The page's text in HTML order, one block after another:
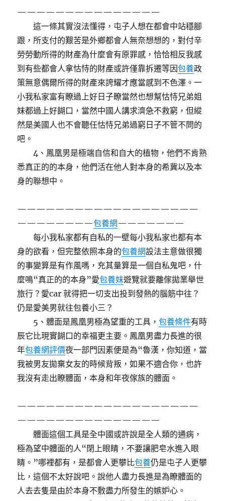
———————————————
這一條其實沒法懂得，屯子人想在都會中站穩腳
跟，所支付的艱苦是外鄉都會人無奈想想的，對付辛
勞勞動所得的財產為什麼會有原罪感，恰恰相反我感
到有些都會人拿怙恃的財產或許僅靠拆遷等因包養政
策無意偶爾所得的財產來誇耀才應當感到不色澤。一
小我私家富有瞭過上好日子瞭當然也想幫怙恃兄弟姐
妹都過上好餬口，當然中國人講求濟急不救窮，但縱
然是美國人也不會聽任怙恃兄弟過窮日子不管不問的
吧。
4、鳳凰男是極端自信和自大的植物，他們不肯熟
悉真正的的本身，他們活在他人對本身的希冀以及本
身的聯想中。
———————————————————
————————包養網———————
每小我私家都有自私的一壁每小我私家也都有本
身的欲看，但完整依照本身的包養網設法主意做很獨
的事變算是有作風嗎，充其量算是一個自私鬼吧，什
麼鳴“真正的的本身”愛包養妹遊覽就要離傢拋業舉世
旅行？愛car 就得把一切支出投到發熱的腦筋中往？
仍是愛美男就往包養小三？
5、體面是鳳凰男極為望重的工具，包養條件有時
辰它比現實餬口的幸福更主要。鳳凰男盡力長進的很
年包養網評價夜一部門因素便是為“魯漢，你知道，當
我被男友拋棄女友的時候背叛，如果不適合你，也許
我沒有走出瞭體面，本身和年夜傢族的體面。
———————————————————
———————————————
體面這個工具是全中國或許說是全人類的通病，
極為望中體面的人“閉上眼睛，不要讓肥皂水進入眼
睛。”哪裡都有，是都會人更攀比包養仍是屯子人更攀
比，這個不太好說吧。說他人盡力長進是為瞭體面的
人去去隻是由於本身不敷盡力所發生的嫉妒心。